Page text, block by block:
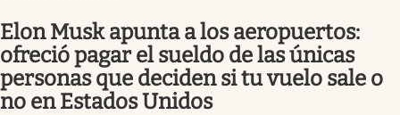
Pc y celular
Vida y estilo
Elon Musk apunta a los aeropuertos:
ofreció pagar el sueldo de las únicas
personas que deciden si tu vuelo sale o
no en Estados Unidos